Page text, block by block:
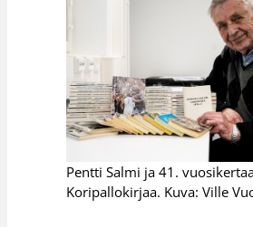
Pentti Salmi ja 41.
Koripallokirjaa. Kuva: Ville